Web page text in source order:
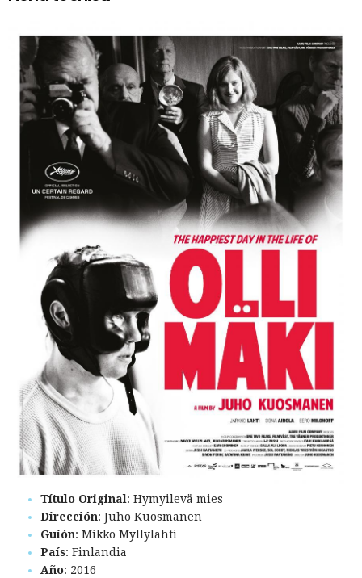
Título Original: Hymyilevä mies
Dirección: Juho Kuosmanen
Guión: Mikko Myllylahti
País: Finlandia
Año: 2016